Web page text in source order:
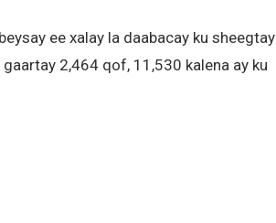
ee xalay la daabacay ku sheegtay
2,464 qof, 11,530 kalena ay ku